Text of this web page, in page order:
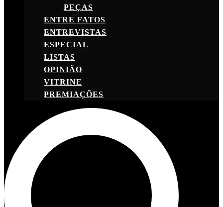
PEÇAS
ENTRE FATOS
ENTREVISTAS
ESPECIAL
LISTAS
OPINIÃO
VITRINE
PREMIAÇÕES